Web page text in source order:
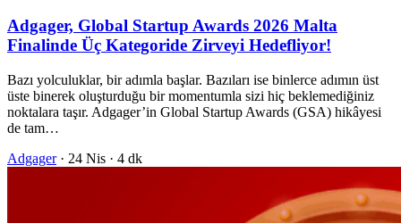
Adgager, Global Startup Awards 2026 Malta
Finalinde Üç Kategoride Zirveyi Hedefliyor!
Bazı yolculuklar, bir adımla başlar. Bazıları ise binlerce adımın üst
üste binerek oluşturduğu bir momentumla sizi hiç beklemediğiniz
noktalara taşır. Adgager’in Global Startup Awards (GSA) hikâyesi
de tam…
Adgager · 24 Nis · 4 dk